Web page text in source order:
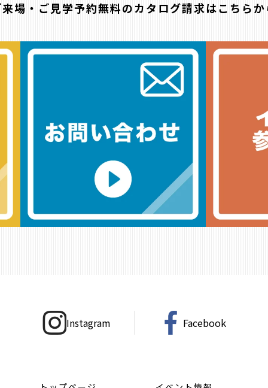
来場・ご見学予約無料のカタログ請求はこちら
Instagram Facebook